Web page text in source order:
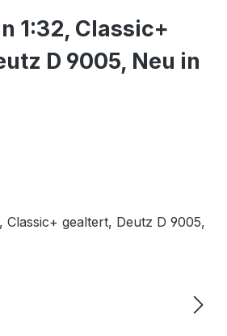
1:32, Classic+
D 9005, Neu in